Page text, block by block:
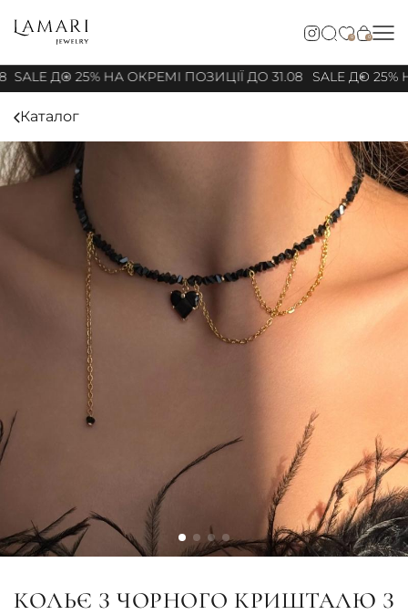
0 0
SALE ДО 25% НА ОКРЕМІ ПОЗИЦІЇ ДО 31.08 SALE ДО 25%
Каталог
КОЛЬЄ З ЧОРНОГО КРИШТАЛЮ З